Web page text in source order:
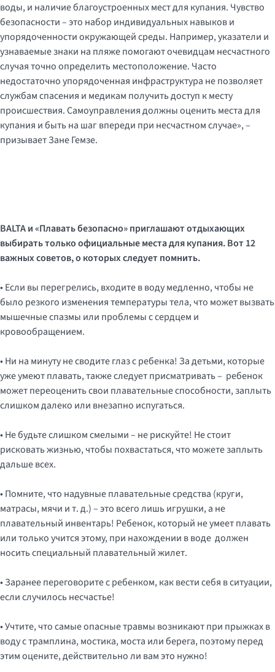
воды, и наличие благоустроенных мест для купания. Чувство
безопасности – это набор индивидуальных навыков и
упорядоченности окружающей среды. Например, указатели и
узнаваемые знаки на пляже помогают очевидцам несчастного
случая точно определить местоположение. Часто
недостаточно упорядоченная инфраструктура не позволяет
службам спасения и медикам получить доступ к месту
происшествия. Самоуправления должны оценить места для
купания и быть на шаг впереди при несчастном случае», –
призывает Зане Гемзе.
BALTA и «Плавать безопасно» приглашают отдыхающих
выбирать только официальные места для купания. Вот 12
важных советов, о которых следует помнить.
• Если вы перегрелись, входите в воду медленно, чтобы не
было резкого изменения температуры тела, что может вызвать
мышечные спазмы или проблемы с сердцем и
кровообращением.
• Ни на минуту не сводите глаз с ребенка! За детьми, которые
уже умеют плавать, также следует присматривать – ребенок
может переоценить свои плавательные способности, заплыть
слишком далеко или внезапно испугаться.
• Не будьте слишком смелыми – не рискуйте! Не стоит
рисковать жизнью, чтобы похвастаться, что можете заплыть
дальше всех.
• Помните, что надувные плавательные средства (круги,
матрасы, мячи и т. д.) – это всего лишь игрушки, а не
плавательный инвентарь! Ребенок, который не умеет плавать
или только учится этому, при нахождении в воде должен
носить специальный плавательный жилет.
• Заранее переговорите с ребенком, как вести себя в ситуации,
если случилось несчастье!
• Учтите, что самые опасные травмы возникают при прыжках в
воду с трамплина, мостика, моста или берега, поэтому перед
этим оцените, действительно ли вам это нужно!